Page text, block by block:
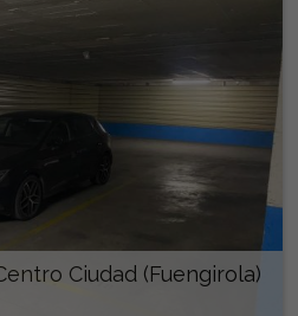
Ciudad (Fuengirola)